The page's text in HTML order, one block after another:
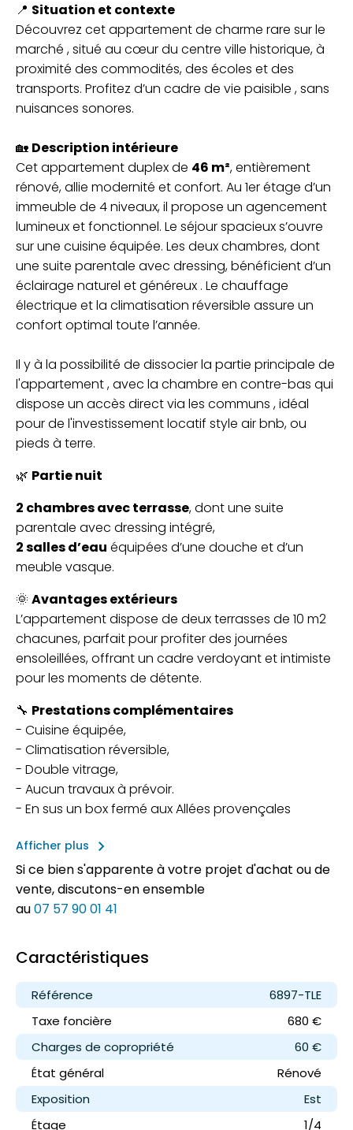
📍 Situation et contexte
Découvrez cet appartement de charme rare sur le
marché , situé au cœur du centre ville historique, à
proximité des commodités, des écoles et des
transports. Profitez d’un cadre de vie paisible , sans
nuisances sonores.
🏡 Description intérieure
Cet appartement duplex de 46 m², entièrement
rénové, allie modernité et confort. Au 1er étage d’un
immeuble de 4 niveaux, il propose un agencement
lumineux et fonctionnel. Le séjour spacieux s’ouvre
sur une cuisine équipée. Les deux chambres, dont
une suite parentale avec dressing, bénéficient d’un
éclairage naturel et généreux . Le chauffage
électrique et la climatisation réversible assure un
confort optimal toute l’année.
Il y à la possibilité de dissocier la partie principale de
l'appartement , avec la chambre en contre-bas qui
dispose un accès direct via les communs , idéal
pour de l'investissement locatif style air bnb, ou
pieds à terre.
🌿 Partie nuit
2 chambres avec terrasse, dont une suite
parentale avec dressing intégré,
2 salles d’eau équipées d’une douche et d’un
meuble vasque.
🌞 Avantages extérieurs
L’appartement dispose de deux terrasses de 10 m2
chacunes, parfait pour profiter des journées
ensoleillées, offrant un cadre verdoyant et intimiste
pour les moments de détente.
🔧 Prestations complémentaires
- Cuisine équipée,
- Climatisation réversible,
- Double vitrage,
- Aucun travaux à prévoir.
- En sus un box fermé aux Allées provençales
Afficher plus keyboard_arrow_right
Si ce bien s'apparente à votre projet d'achat ou de
vente, discutons-en ensemble
au07 57 90 01 41
Caractéristiques
Référence
6897-TLE
Taxe foncière
680 €
Charges de copropriété
60 €
État général
Rénové
Exposition
Est
Étage
1/4